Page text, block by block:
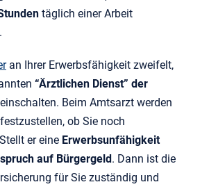
täglich einer Arbeit
an Ihrer Erwerbsfähigkeit zweifelt,
“Ärztlichen Dienst” der
Beim Amtsarzt werden
ob Sie noch
er eine Erwerbsunfähigkeit
auf Bürgergeld . Dann ist die
für Sie zuständig und